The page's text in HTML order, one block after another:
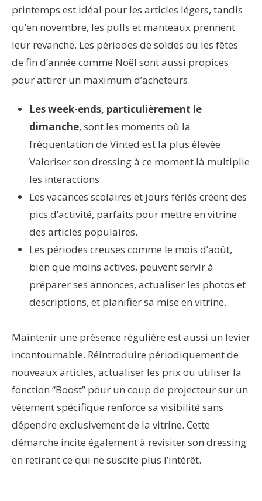
printemps est idéal pour les articles légers, tandis
qu’en novembre, les pulls et manteaux prennent
leur revanche. Les périodes de soldes ou les fêtes
de fin d’année comme Noël sont aussi propices
pour attirer un maximum d’acheteurs.
Les week-ends, particulièrement le
dimanche, sont les moments où la
fréquentation de Vinted est la plus élevée.
Valoriser son dressing à ce moment là multiplie
les interactions.
Les vacances scolaires et jours fériés créent des
pics d’activité, parfaits pour mettre en vitrine
des articles populaires.
Les périodes creuses comme le mois d’août,
bien que moins actives, peuvent servir à
préparer ses annonces, actualiser les photos et
descriptions, et planifier sa mise en vitrine.
Maintenir une présence régulière est aussi un levier
incontournable. Réintroduire périodiquement de
nouveaux articles, actualiser les prix ou utiliser la
fonction “Boost” pour un coup de projecteur sur un
vêtement spécifique renforce sa visibilité sans
dépendre exclusivement de la vitrine. Cette
démarche incite également à revisiter son dressing
en retirant ce qui ne suscite plus l’intérêt.